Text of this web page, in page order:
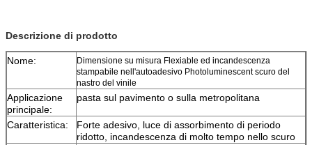
Descrizione di prodotto
Nome:
Dimensione su misura Flexiable ed incandescenza
stampabile nell'autoadesivo Photoluminescent scuro del
nastro del vinile
Applicazione
principale:
pasta sul pavimento o sulla metropolitana
Caratteristica:
Forte adesivo, luce di assorbimento di periodo
ridotto, incandescenza di molto tempo nello scuro